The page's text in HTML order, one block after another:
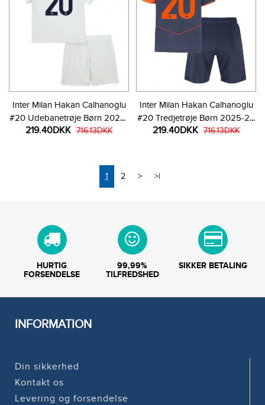
Inter Milan Hakan Calhanoglu
#20 Udebanetrøje Børn 2025-
26 Kortærmet (+ Korte bukser)
219.40DKK 716.13DKK
Inter Milan Hakan Calhanoglu
#20 Tredjetrøje Børn 2025-26
Kortærmet (+ Korte bukser)
219.40DKK 716.13DKK
1 2 > >|
HURTIG
FORSENDELSE
99,99%
TILFREDSHED
SIKKER BETALING
INFORMATION
Din sikkerhed
Kontakt os
Levering og forsendelse